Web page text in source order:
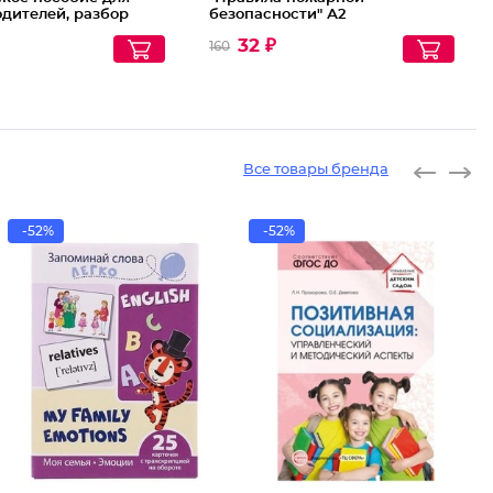
разбор
безопасности" А2
160 32 ₽
Все товары бренда
-52% -52%